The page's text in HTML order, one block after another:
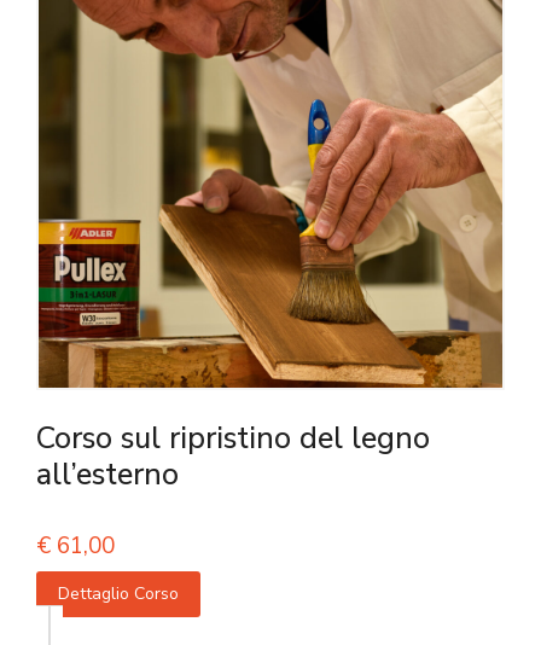
Corso sul ripristino del legno
all’esterno
€ 61,00
Dettaglio Corso